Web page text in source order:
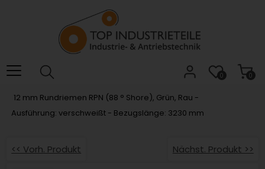
das
Barrierefreiheitsmenü
0
0
12 mm Rundriemen RPN (88 ° Shore), Grün, Rau -
Ausführung: verschweißt - Bezugslänge: 3230 mm
<< Vorh. Produkt Nächst. Produkt >>